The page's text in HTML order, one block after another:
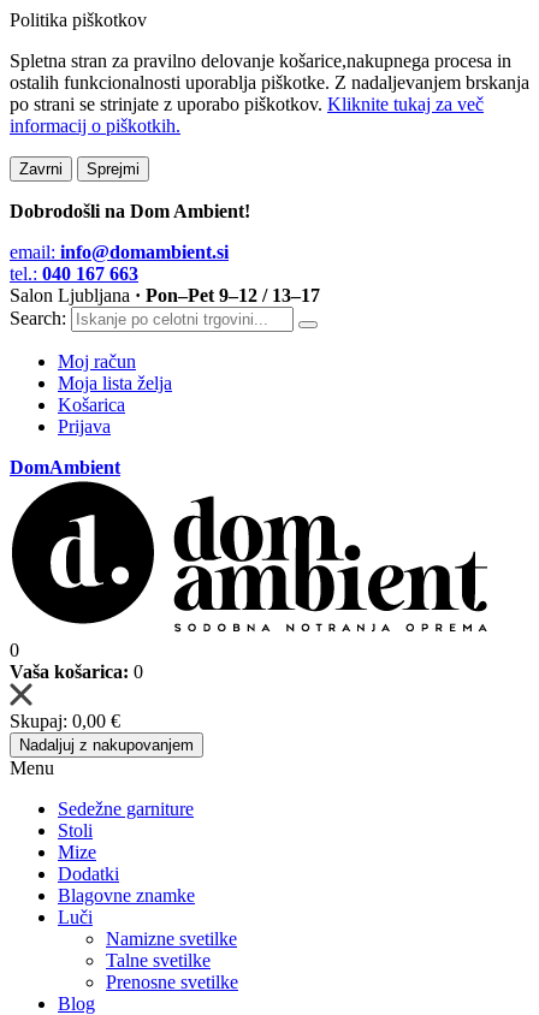
Politika piškotkov
Spletna stran za pravilno delovanje košarice,nakupnega procesa in
ostalih funkcionalnosti uporablja piškotke. Z nadaljevanjem brskanja
po strani se strinjate z uporabo piškotkov. Kliknite tukaj za več
informacij o piškotkih.
Zavrni Sprejmi
Dobrodošli na Dom Ambient!
email: info@domambient.si
tel.: 040 167 663
Salon Ljubljana · Pon–Pet 9–12 / 13–17
Search:
Moj račun
Moja lista želja
Košarica
Prijava
DomAmbient
0
Vaša košarica: 0
Skupaj: 0,00 €
Nadaljuj z nakupovanjem
Menu
Sedežne garniture
Stoli
Mize
Dodatki
Blagovne znamke
Luči
Namizne svetilke
Talne svetilke
Prenosne svetilke
Blog